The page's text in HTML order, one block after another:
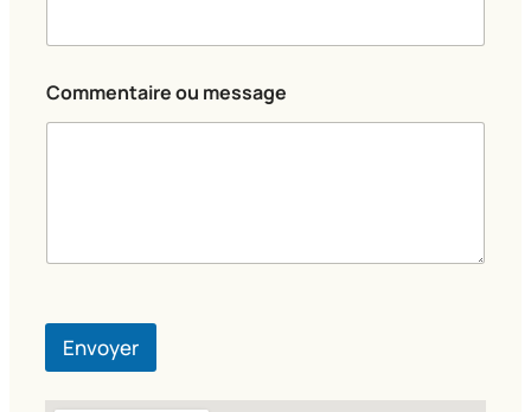
-
m
Commentaire ou message
Envoyer